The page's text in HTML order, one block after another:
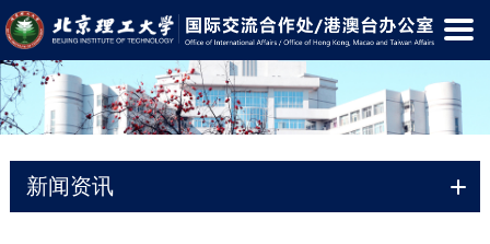
新闻资讯